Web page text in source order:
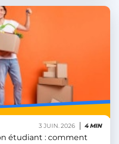
3 JUIN. 2026 4 MIN
étudiant : comment